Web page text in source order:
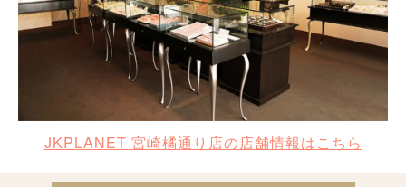
JKPLANET 宮崎橘通り店の店舗情報はこちら